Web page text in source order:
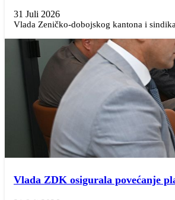
31 Juli 2026
Vlada Zeničko-dobojskog kantona i
Vlada ZDK osigurala povećanje